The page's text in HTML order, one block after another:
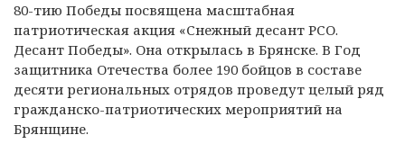
80-тию Победы посвящена масштабная
патриотическая акция «Снежный десант РСО.
Десант Победы». Она открылась в Брянске. В Год
защитника Отечества более 190 бойцов в составе
десяти региональных отрядов проведут целый ряд
гражданско-патриотических мероприятий на
Брянщине.